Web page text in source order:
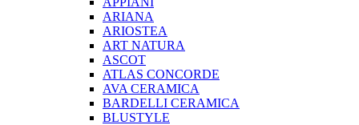
ARIANA
ARIOSTEA
ART NATURA
ASCOT
ATLAS CONCORDE
AVA CERAMICA
BARDELLI CERAMICA
BLUSTYLE